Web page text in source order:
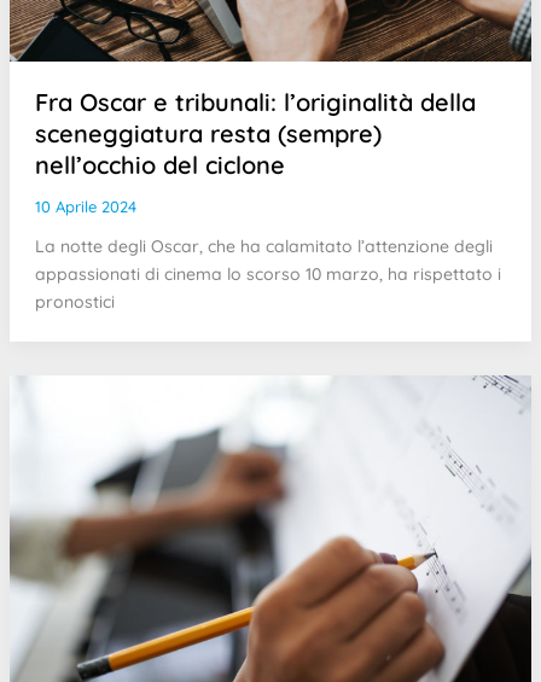
Fra Oscar e tribunali: l’originalità della
sceneggiatura resta (sempre)
nell’occhio del ciclone
10 Aprile 2024
La notte degli Oscar, che ha calamitato l’attenzione degli
appassionati di cinema lo scorso 10 marzo, ha rispettato i
pronostici